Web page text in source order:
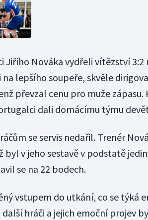
Jiřího Nováka vydřeli vítězství 3:2
lepšího soupeře, skvěle
převzal cenu pro muže
dali domácímu týmu
se servis nedařil. Trenér
byl v jeho sestavě v podstatě
se na 22 bodech.
vstupem do utkání, co se týká
hráči a jejich emoční projev